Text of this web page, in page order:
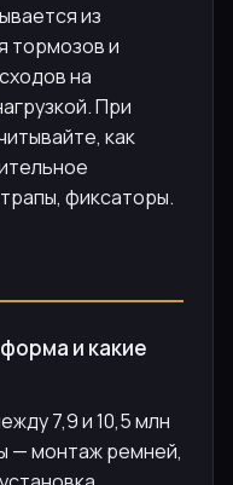
из
тормозов и
на
При
как
фиксаторы.
и какие
7,9 и 10,5 млн
— монтаж ремней,